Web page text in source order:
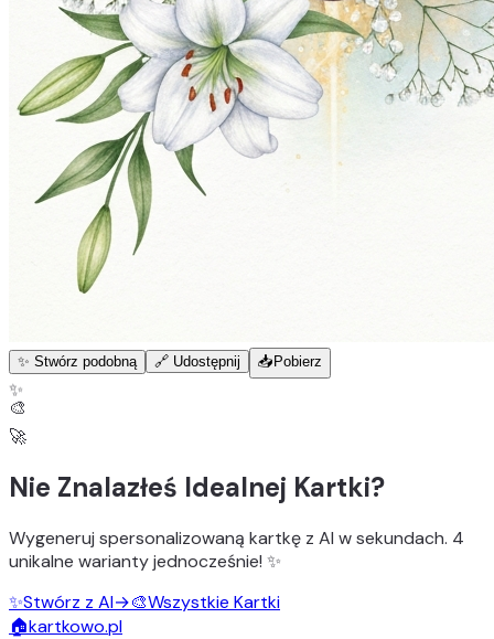
✨ Stwórz podobną 🔗 Udostępnij 📥 Pobierz
✨
🎨
🚀
Nie Znalazłeś Idealnej Kartki?
Wygeneruj spersonalizowaną kartkę z AI w sekundach. 4
unikalne wariantyjednocześnie! ✨
✨Stwórz z AI→🎨Wszystkie Kartki
🏠kartkowo.pl